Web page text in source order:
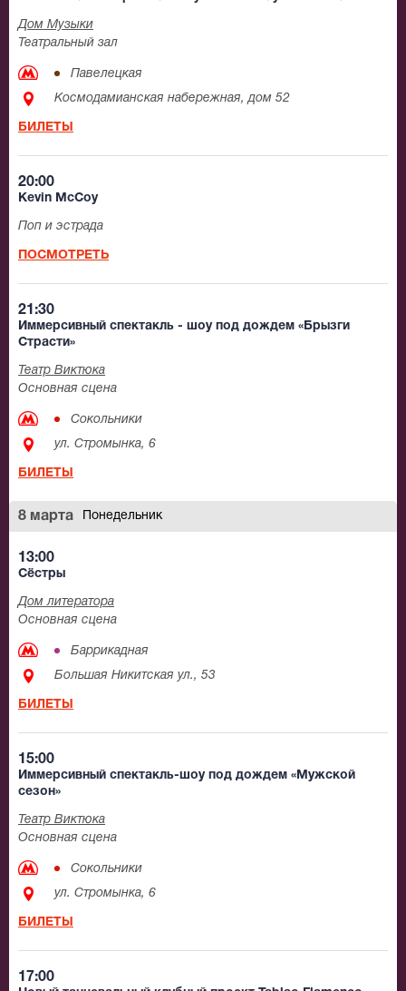
Дом Музыки
Театральный зал
Павелецкая
Космодамианская набережная, дом 52
БИЛЕТЫ
20:00
Kevin McCoy
Поп и эстрада
ПОСМОТРЕТЬ
21:30
Иммерсивный спектакль - шоу под дождем «Брызги
Страсти»
Театр Виктюка
Основная сцена
Сокольники
ул. Стромынка, 6
БИЛЕТЫ
8 марта Понедельник
13:00
Сёстры
Дом литератора
Основная сцена
Баррикадная
Большая Никитская ул., 53
БИЛЕТЫ
15:00
Иммерсивный спектакль-шоу под дождем «Мужской
сезон»
Театр Виктюка
Основная сцена
Сокольники
ул. Стромынка, 6
БИЛЕТЫ
17:00